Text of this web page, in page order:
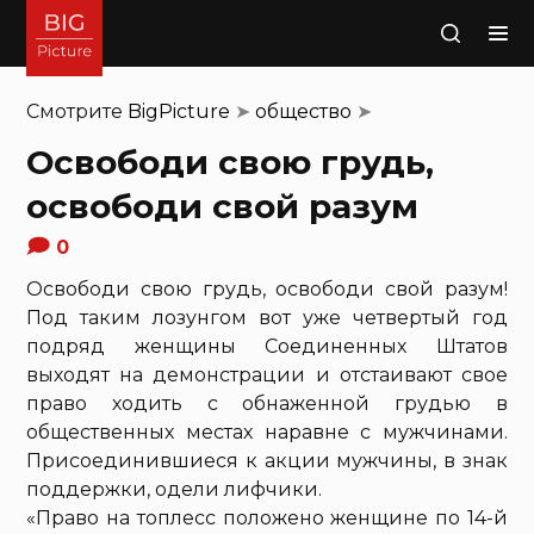
Поиск
Смотрите BigPicture ➤общество ➤
Освободи свою грудь,
освободи свой разум
0
Освободи свою грудь, освободи свой разум!
Под таким лозунгом вот уже четвертый год
подряд женщины Соединенных Штатов
выходят на демонстрации и отстаивают свое
право ходить с обнаженной грудью в
общественных местах наравне с мужчинами.
Присоединившиеся к акции мужчины, в знак
поддержки, одели лифчики.
«Право на топлесс положено женщине по 14-й